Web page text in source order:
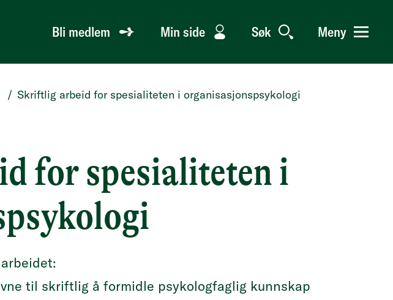
Bli medlem Min side Søk Meny
/ Skriftlig arbeid for spesialiteten i organisasjonspsykologi
for spesialiteten i
til skriftlig å formidle psykologfaglig kunnskap